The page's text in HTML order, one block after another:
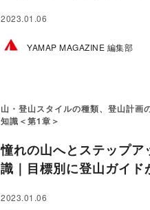
2023.01.06
YAMAP MAGAZINE 編集部
山・登山スタイルの種類、登山計画
知識＜第1章＞
憧れの山へとステップア
識｜目標別に登山ガイド
2023.01.06